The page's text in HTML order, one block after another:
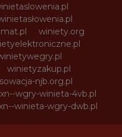
winiety.org
winietyzakup.pl
njb.org.pl
xn--wgry-winieta-4vb.pl
winieta-wgry-dwb.pl